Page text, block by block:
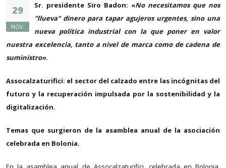
29
NOV.
Sr. presidente Siro Badon: «No necesitamos que nos
"llueva" dinero para tapar agujeros urgentes, sino una
nueva política industrial con la que poner en valor
nuestra excelencia, tanto a nivel de marca como de cadena de
suministro».
Assocalzaturifici: el sector del calzado entre las incógnitas del
futuro y la recuperación impulsada por la sostenibilidad y la
digitalización.
Temas que surgieron de la asamblea anual de la asociación
celebrada en Bolonia.